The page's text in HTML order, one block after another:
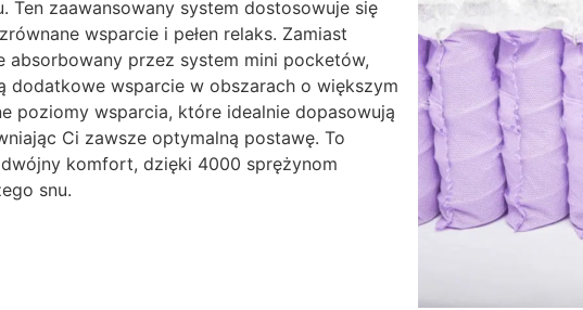
Ten zaawansowany system dostosowuje się
wsparcie i pełen relaks. Zamiast
absorbowany przez system mini pocketów,
dodatkowe wsparcie w obszarach o większym
poziomy wsparcia, które idealnie dopasowują
Ci zawsze optymalną postawę. To
komfort, dzięki 4000 sprężynom
snu.